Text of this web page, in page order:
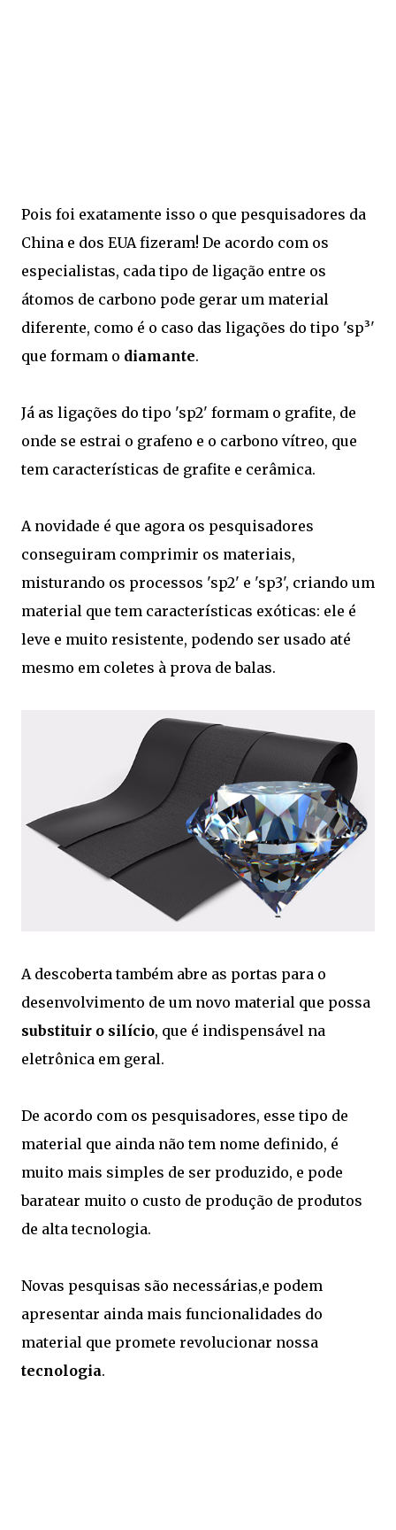
Pois foi exatamente isso o que pesquisadores da
China e dos EUA fizeram! De acordo com os
especialistas, cada tipo de ligação entre os
átomos de carbono pode gerar um material
diferente, como é o caso das ligações do tipo 'sp³'
que formam o diamante.
Já as ligações do tipo 'sp2' formam o grafite, de
onde se estrai o grafeno e o carbono vítreo, que
tem características de grafite e cerâmica.
A novidade é que agora os pesquisadores
conseguiram comprimir os materiais,
misturando os processos 'sp2' e 'sp3', criando um
material que tem características exóticas: ele é
leve e muito resistente, podendo ser usado até
mesmo em coletes à prova de balas.
A descoberta também abre as portas para o
desenvolvimento de um novo material que possa
substituir o silício, que é indispensável na
eletrônica em geral.
De acordo com os pesquisadores, esse tipo de
material que ainda não tem nome definido, é
muito mais simples de ser produzido, e pode
baratear muito o custo de produção de produtos
de alta tecnologia.
Novas pesquisas são necessárias,e podem
apresentar ainda mais funcionalidades do
material que promete revolucionar nossa
tecnologia.